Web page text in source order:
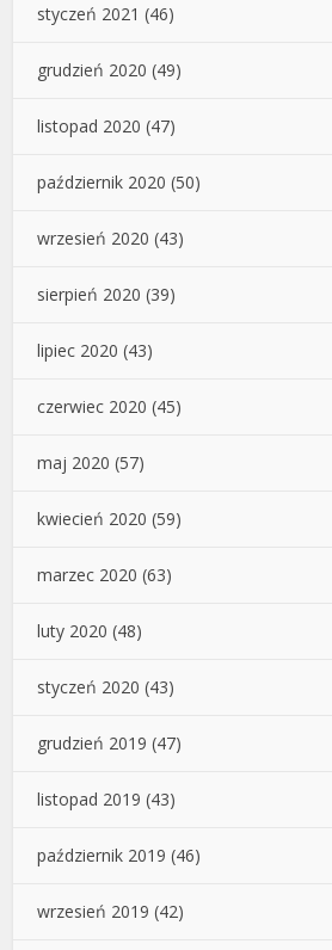
styczeń 2021 (46)
grudzień 2020 (49)
listopad 2020 (47)
październik 2020 (50)
wrzesień 2020 (43)
sierpień 2020 (39)
lipiec 2020 (43)
czerwiec 2020 (45)
maj 2020 (57)
kwiecień 2020 (59)
marzec 2020 (63)
luty 2020 (48)
styczeń 2020 (43)
grudzień 2019 (47)
listopad 2019 (43)
październik 2019 (46)
wrzesień 2019 (42)